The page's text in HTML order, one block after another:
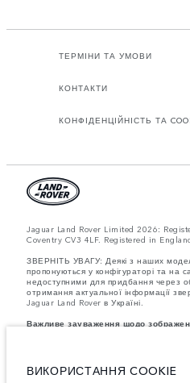
ТЕРМІНИ ТА УМОВИ
КОНТАКТИ
КОНФІДЕНЦІЙНІСТЬ ТА
Jaguar Land Rover Limited 2026:
Coventry CV3 4LF. Registered in
ЗВЕРНІТЬ УВАГУ: Деякі з наших
пропонуються у конфігураторі та на
недоступними для придбання через
отримання актуальної інформації
Jaguar Land Rover в Україні.
Важливе зауваження щодо
використовуються на вебсайті,
поточні специфікації, опції, варіанти
ВИКОРИСТАННЯ COOKIE